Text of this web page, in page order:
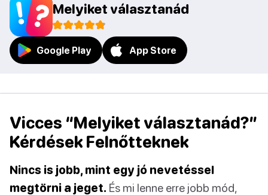
Melyiket választanád
Google Play App Store
Vicces “Melyiket választanád?”
Kérdések Felnőtteknek
Nincs is jobb, mint egy jó nevetéssel
megtörni a jeget. És mi lenne erre jobb mód,